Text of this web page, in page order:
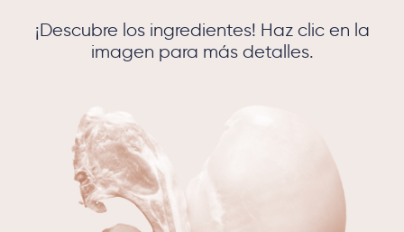
¡Descubre los ingredientes! Haz clic en la
imagen para más detalles.